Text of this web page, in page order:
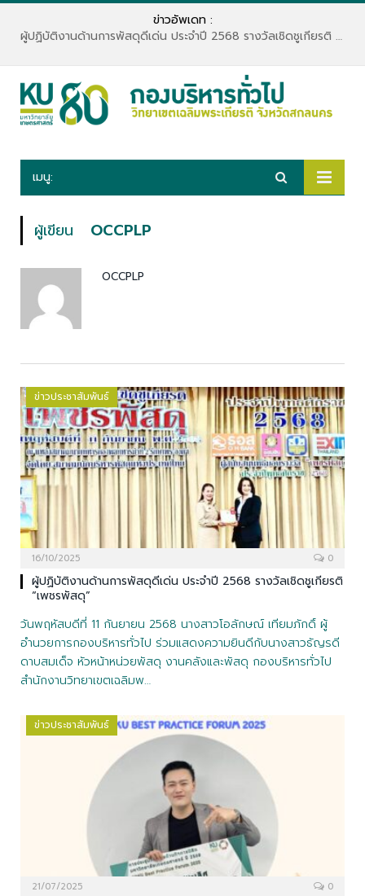
ข่าวอัพเดท :
ผู้ปฏิบัติงานด้านการพัสดุดีเด่น ประจำปี 2568 รางวัลเชิดชูเกียรติ “เพชรพัสดุ”
เมนู:
ผู้เขียน OCCPLP
OCCPLP
ข่าวประชาสัมพันธ์
16/10/2025 0
ผู้ปฏิบัติงานด้านการพัสดุดีเด่น ประจำปี 2568 รางวัลเชิดชูเกียรติ
“เพชรพัสดุ”
วันพฤหัสบดีที่ 11 กันยายน 2568 นางสาวโอลักษณ์ เทียมภักดิ์ ผู้
อำนวยการกองบริหารทั่วไป ร่วมแสดงความยินดีกับนางสาวธัญรดี
ดาบสมเด็จ หัวหน้าหน่วยพัสดุ งานคลังและพัสดุ กองบริหารทั่วไป
สำนักงานวิทยาเขตเฉลิมพ…
ข่าวประชาสัมพันธ์
21/07/2025 0